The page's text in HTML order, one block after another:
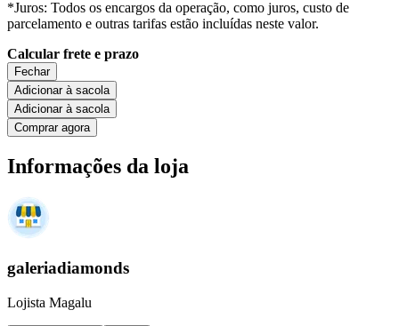
*Juros: Todos os encargos da operação, como juros, custo de
parcelamento e outras tarifas estão incluídas neste valor.
Calcular frete e prazo
Fechar
Adicionar à sacola
Adicionar à sacola
Comprar agora
Informações da loja
galeriadiamonds
Lojista Magalu